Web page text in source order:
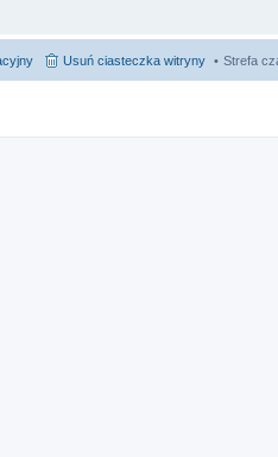
Strefa
Usuń ciasteczka witryny